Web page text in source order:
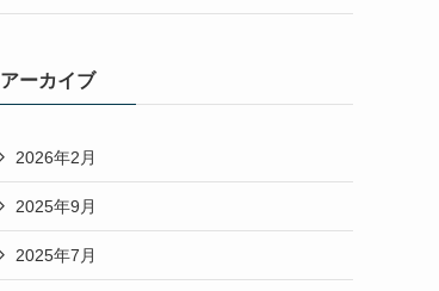
アーカイブ
2026年2月
2025年9月
2025年7月